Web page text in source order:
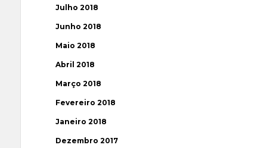
Julho 2018
Junho 2018
Maio 2018
Abril 2018
Março 2018
Fevereiro 2018
Janeiro 2018
Dezembro 2017